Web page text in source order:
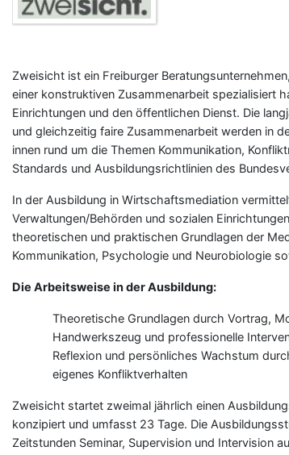
Zweisicht ist ein Freiburger
einer konstruktiven Zusammenarbeit spezialisiert
Einrichtungen und den öffentlichen Dienst. Die
und gleichzeitig faire Zusammenarbeit werden in
innen rund um die Themen Kommunikation,
Standards und Ausbildungsrichtlinien des
In der Ausbildung in Wirtschaftsmediation
Verwaltungen/Behörden und sozialen
theoretischen und praktischen Grundlagen der
Kommunikation, Psychologie und Neurobiologie
Die Arbeitsweise in der Ausbildung:
Theoretische Grundlagen durch Vortrag,
Handwerkszeug und professionelle
Reflexion und persönliches Wachstum
eigenes Konfliktverhalten
Zweisicht startet zweimal jährlich einen
konzipiert und umfasst 23 Tage. Die
Zeitstunden Seminar, Supervision und Intervision